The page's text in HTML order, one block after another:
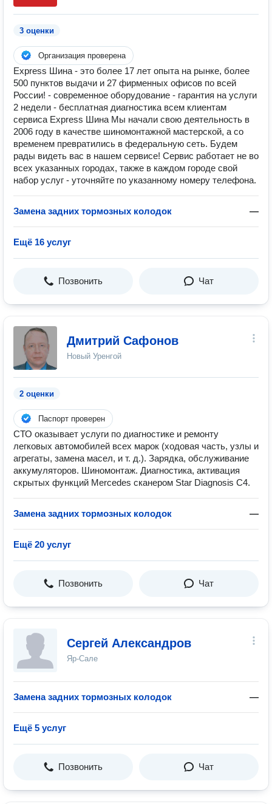
3 оценки
Организация проверена
Express Шина - это более 17 лет опыта на рынке, более
500 пунктов выдачи и 27 фирменных офисов по всей
России! - современное оборудование - гарантия на услуги
2 недели - бесплатная диагностика всем клиентам
сервиса Express Шина Мы начали свою деятельность в
2006 году в качестве шиномонтажной мастерской, а со
временем превратились в федеральную сеть. Будем
рады видеть вас в нашем сервисе! Сервис работает не во
всех указанных городах, также в каждом городе свой
набор услуг - уточняйте по указанному номеру телефона.
Замена задних тормозных колодок —
Ещё 16 услуг
Позвонить Чат
Дмитрий Сафонов
Новый Уренгой
2 оценки
Паспорт проверен
СТО оказывает услуги по диагностике и ремонту
легковых автомобилей всех марок (ходовая часть, узлы и
агрегаты, замена масел, и т. д.). Зарядка, обслуживание
аккумуляторов. Шиномонтаж. Диагностика, активация
скрытых функций Mercedes сканером Star Diagnosis C4.
Замена задних тормозных колодок —
Ещё 20 услуг
Позвонить Чат
Сергей Александров
Яр-Сале
Замена задних тормозных колодок —
Ещё 5 услуг
Позвонить Чат